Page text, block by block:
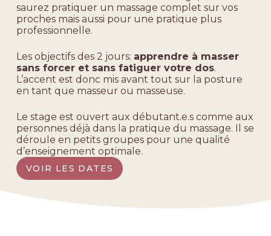
saurez pratiquer un massage complet sur vos
proches mais aussi pour une pratique plus
professionnelle.
Les objectifs des 2 jours: apprendre à masser
sans forcer et sans fatiguer votre dos.
L’accent est donc mis avant tout sur la posture
en tant que masseur ou masseuse.
Le stage est ouvert aux débutant.e.s comme aux
personnes déjà dans la pratique du massage. Il se
déroule en petits groupes pour une qualité
d’enseignement optimale.
VOIR LES DATES